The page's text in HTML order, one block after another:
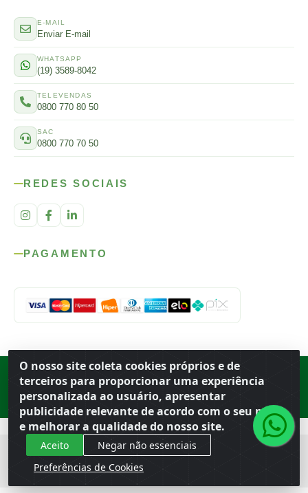
O nosso site coleta cookies próprios e de
terceiros para proporcionar uma experiência
personalizada ao usuário, apresentar
publicidade relevante de acordo com o seu perfil
e melhorar a qualidade do nosso site.
Aceito
Negar não essenciais
Preferências de Cookies
E-MAIL
Enviar E-mail
WHATSAPP
(19) 3589-8042
TELEVENDAS
0800 770 80 50
SAC
0800 770 70 50
REDES SOCIAIS
PAGAMENTO
Rod. SP-215, s/n, km 98 — Área Rural Porto Ferreira ·BR
· CEP
· CNPJ 56.679.863/0001-91
© 2026 Atacado Ideal